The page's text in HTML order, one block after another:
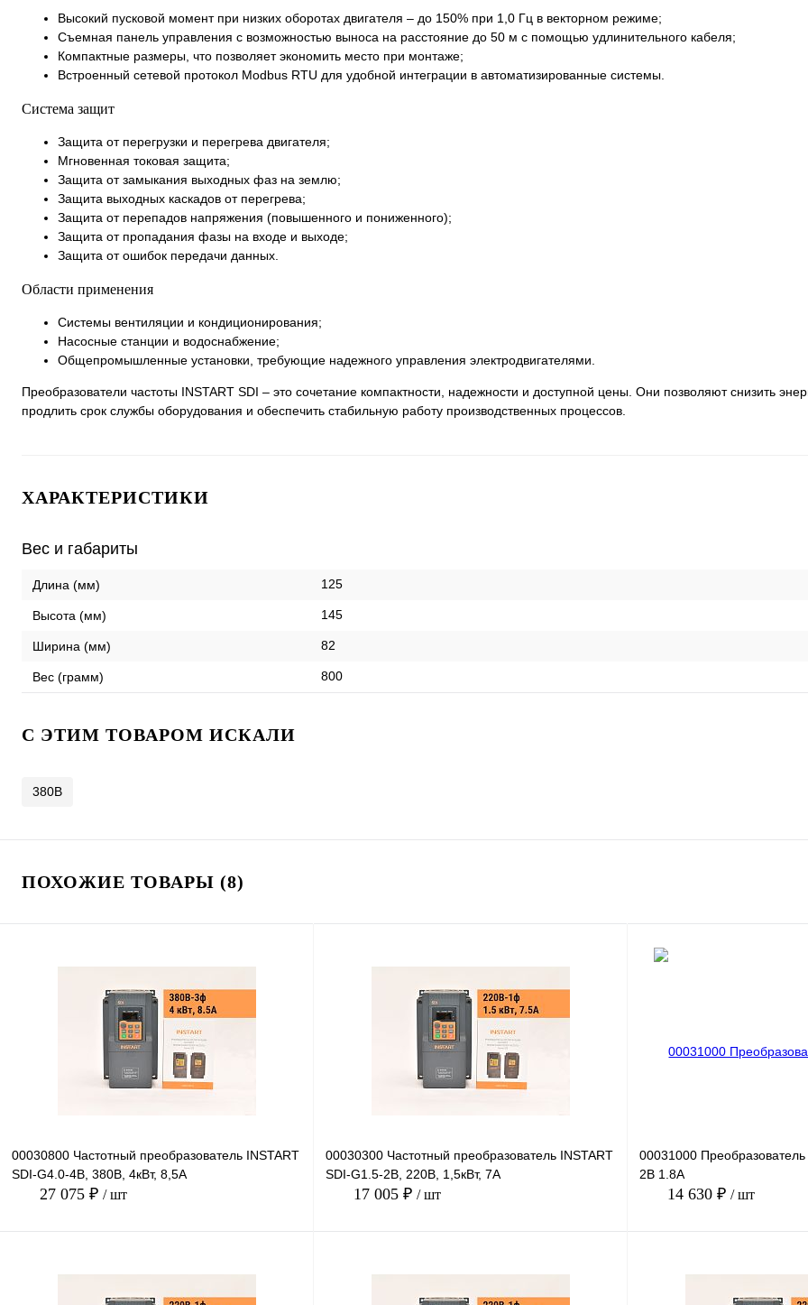
Высокий пусковой момент при низких оборотах двигателя – до 150% при 1,0 Гц в векторном режиме;
Съемная панель управления с возможностью выноса на расстояние до 50 м с помощью удлинительного кабеля;
Компактные размеры, что позволяет экономить место при монтаже;
Встроенный сетевой протокол Modbus RTU для удобной интеграции в автоматизированные системы.
Система защит
Защита от перегрузки и перегрева двигателя;
Мгновенная токовая защита;
Защита от замыкания выходных фаз на землю;
Защита выходных каскадов от перегрева;
Защита от перепадов напряжения (повышенного и пониженного);
Защита от пропадания фазы на входе и выходе;
Защита от ошибок передачи данных.
Области применения
Системы вентиляции и кондиционирования;
Насосные станции и водоснабжение;
Общепромышленные установки, требующие надежного управления электродвигателями.
Преобразователи частоты INSTART SDI – это сочетание компактности, надежности и доступной цены. Они позволяют снизить
продлить срок службы оборудования и обеспечить стабильную работу производственных процессов.
ХАРАКТЕРИСТИКИ
Вес и габариты
Длина (мм) 125
Высота (мм) 145
Ширина (мм) 82
Вес (грамм) 800
C ЭТИМ ТОВАРОМ ИСКАЛИ
380В
ПОХОЖИЕ ТОВАРЫ (8)
00030800 Частотный преобразователь INSTART
SDI-G4.0-4B, 380В, 4кВт, 8,5А
27 075 ₽ / шт
00030300 Частотный преобразователь INSTART
SDI-G1.5-2B, 220В, 1,5кВт, 7А
17 005 ₽ / шт
00031000
2B 1.8А
14 630 ₽ / шт